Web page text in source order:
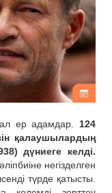
ер адамдар. 124
қалаушылардың
дүниеге келді.
негізделген
түрде қатысты.